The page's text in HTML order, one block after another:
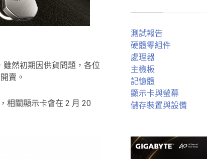
雖然初期因供貨問題，各位
賣。
，相關顯示卡會在 2 月 20
測試報告
硬體零組件
處理器
主機板
記憶體
顯示卡與螢幕
儲存裝置與設備